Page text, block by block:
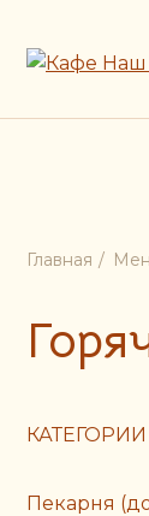
Главная
КАТЕГОРИИ
Пекарня